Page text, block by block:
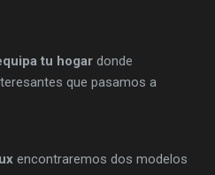
tu hogar donde
que pasamos a
encontraremos dos modelos